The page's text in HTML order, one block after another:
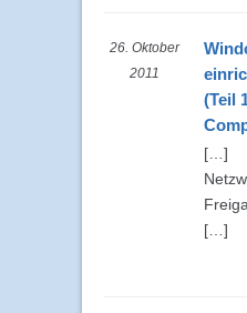
26. Oktober
2011
(Teil
[…]
[…]